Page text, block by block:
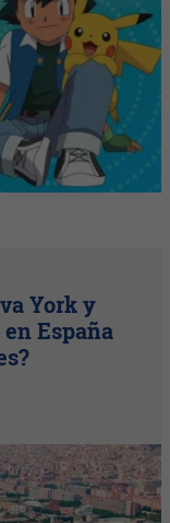
York y
España